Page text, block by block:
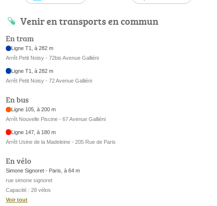
Venir en transports en commun
En tram
Ligne T1, à 282 m
Arrêt Petit Noisy - 72bis Avenue Galliéni
Ligne T1, à 282 m
Arrêt Petit Noisy - 72 Avenue Galliéni
En bus
Ligne 105, à 200 m
Arrêt Nouvelle Piscine - 67 Avenue Galliéni
Ligne 147, à 180 m
Arrêt Usine de la Madeleine - 205 Rue de Paris
En vélo
Simone Signoret - Paris, à 64 m
rue simone signoret
Capacité : 28 vélos
Voir tout